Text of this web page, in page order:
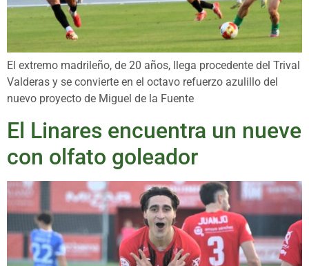
El extremo madrileño, de 20 años, llega procedente del Trival
Valderas y se convierte en el octavo refuerzo azulillo del
nuevo proyecto de Miguel de la Fuente
El Linares encuentra un nueve
con olfato goleador